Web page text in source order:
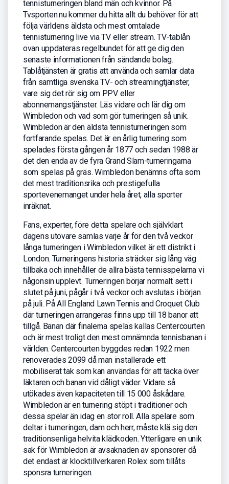
tennisturneringen bland män och kvinnor. På
Tvsporten.nu kommer du hitta allt du behöver för att
följa världens äldsta och mest omtalade
tennisturnering live via TV eller stream. TV-tablån
ovan uppdateras regelbundet för att ge dig den
senaste informationen från sändande bolag.
Tablåtjänsten är gratis att använda och samlar data
från samtliga svenska TV- och streamingtjänster,
vare sig det rör sig om PPV eller
abonnemangstjänster. Läs vidare och lär dig om
Wimbledon och vad som gör turneringen så unik.
Wimbledon är den äldsta tennisturneringen som
fortfarande spelas. Det är en årlig turnering som
spelades första gången år 1877 och sedan 1988 är
det den enda av de fyra Grand Slam-turneringarna
som spelas på gräs. Wimbledon benämns ofta som
det mest traditionsrika och prestigefulla
sportevenemanget under hela året, alla sporter
inräknat.
Fans, experter, före detta spelare och självklart
dagens utövare samlas varje år för den två veckor
långa turneringen i Wimbledon vilket är ett distrikt i
London. Turneringens historia sträcker sig lång väg
tillbaka och innehåller de allra bästa tennisspelarna vi
någonsin upplevt. Turneringen börjar normalt sett i
slutet på juni, pågår i två veckor och avslutas i början
på juli. På All England Lawn Tennis and Croquet Club
där turneringen arrangeras finns upp till 18 banor att
tillgå. Banan där finalerna spelas kallas Centercourten
och är mest troligt den mest omnämnda tennisbanan i
världen. Centercourten byggdes redan 1922 men
renoverades 2099 då man installerade ett
mobiliserat tak som kan användas för att täcka över
läktaren och banan vid dåligt väder. Vidare så
utökades även kapaciteten till 15 000 åskådare.
Wimbledon är en turnering stöpt i traditioner och
dessa spelar än idag en stor roll. Alla spelare som
deltar i turneringen, dam och herr, måste klä sig den
traditionsenliga helvita klädkoden. Ytterligare en unik
sak för Wimbledon är avsaknaden av sponsorer då
det endast är klocktillverkaren Rolex som tillåts
sponsra turneringen.